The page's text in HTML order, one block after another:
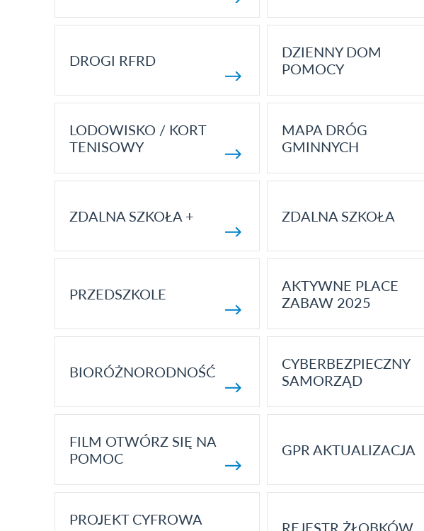
DROGI RFRD
DZIENNY DOM
POMOCY
LODOWISKO / KORT
TENISOWY
MAPA DRÓG
GMINNYCH
ZDALNA SZKOŁA + ZDALNA SZKOŁA
PRZEDSZKOLE
AKTYWNE PLACE
ZABAW 2025
BIORÓŻNORODNOŚĆ
CYBERBEZPIECZNY
SAMORZĄD
FILM OTWÓRZ SIĘ NA
POMOC
GPR AKTUALIZACJA
PROJEKT CYFROWA
REJESTR ŻŁOBKÓW